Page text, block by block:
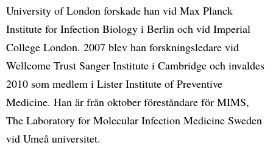
University of London forskade han vid Max Planck
Institute for Infection Biology i Berlin och vid Imperial
College London. 2007 blev han forskningsledare vid
Wellcome Trust Sanger Institute i Cambridge och invaldes
2010 som medlem i Lister Institute of Preventive
Medicine. Han är från oktober föreståndare för MIMS,
The Laboratory for Molecular Infection Medicine Sweden
vid Umeå universitet.